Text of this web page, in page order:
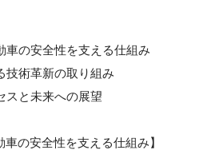
車の安全性を支える仕組み
技術革新の取り組み
スと未来への展望
車の安全性を支える仕組み】